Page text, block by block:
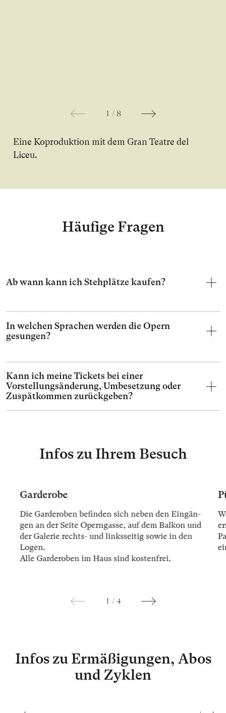
1 / 8
Ei­ne Ko­pro­duk­ti­on mit dem Gran Teatre del
Liceu.
Häufige Fragen
Ab wann kann ich Stehplätze kaufen?
In welchen Sprachen werden die Opern
gesungen?
Kann ich meine Tickets bei einer
Vorstellungsänderung, Umbesetzung oder
Zuspätkommen zurückgeben?
Infos zu Ihrem Besuch
Garderobe
Die Gar­der­oben be­fin­den sich ne­ben den Ein­gän­
gen an der Sei­te Opern­gas­se, auf dem Bal­kon und
der Ga­le­rie rechts- und links­sei­tig so­wie in den
Lo­gen.
Alle Gar­der­oben im Haus sind kos­ten­frei.
1 / 4
Infos zu Ermäßigungen, Abos
und Zyklen